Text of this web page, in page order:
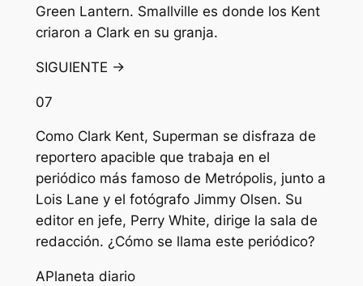
Green Lantern. Smallville es donde los Kent
criaron a Clark en su granja.
SIGUIENTE →
07
Como Clark Kent, Superman se disfraza de
reportero apacible que trabaja en el
periódico más famoso de Metrópolis, junto a
Lois Lane y el fotógrafo Jimmy Olsen. Su
editor en jefe, Perry White, dirige la sala de
redacción. ¿Cómo se llama este periódico?
APlaneta diario